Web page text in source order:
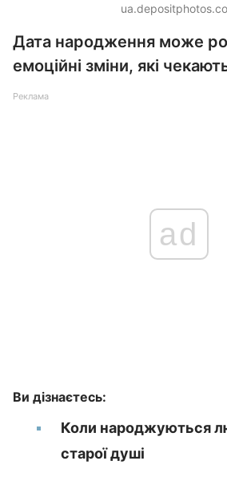
Дата народження може
емоційні зміни, які
Реклама
ad
Ви дізнаєтесь:
Коли народжуються
старої душі